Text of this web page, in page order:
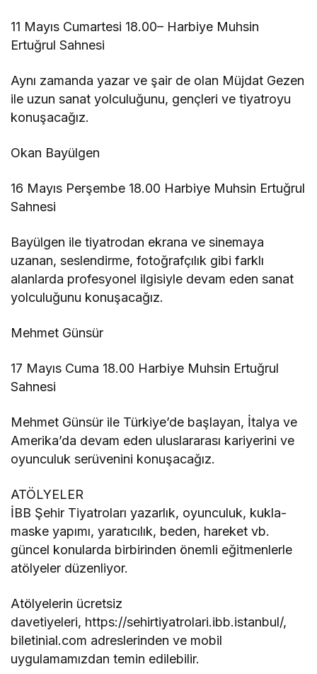
11 Mayıs Cumartesi 18.00– Harbiye Muhsin
Ertuğrul Sahnesi
Aynı zamanda yazar ve şair de olan Müjdat Gezen
ile uzun sanat yolculuğunu, gençleri ve tiyatroyu
konuşacağız.
Okan Bayülgen
16 Mayıs Perşembe 18.00 Harbiye Muhsin Ertuğrul
Sahnesi
Bayülgen ile tiyatrodan ekrana ve sinemaya
uzanan, seslendirme, fotoğrafçılık gibi farklı
alanlarda profesyonel ilgisiyle devam eden sanat
yolculuğunu konuşacağız.
Mehmet Günsür
17 Mayıs Cuma 18.00 Harbiye Muhsin Ertuğrul
Sahnesi
Mehmet Günsür ile Türkiye’de başlayan, İtalya ve
Amerika’da devam eden uluslararası kariyerini ve
oyunculuk serüvenini konuşacağız.
ATÖLYELER
İBB Şehir Tiyatroları yazarlık, oyunculuk, kukla-
maske yapımı, yaratıcılık, beden, hareket vb.
güncel konularda birbirinden önemli eğitmenlerle
atölyeler düzenliyor.
Atölyelerin ücretsiz
davetiyeleri, https://sehirtiyatrolari.ibb.istanbul/,
biletinial.com adreslerinden ve mobil
uygulamamızdan temin edilebilir.